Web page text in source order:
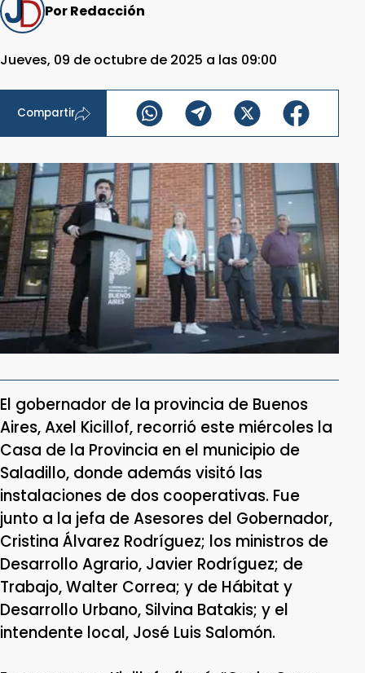
Por Redacción
Jueves, 09 de octubre de 2025 a las 09:00
Compartir
El gobernador de la provincia de Buenos
Aires, Axel Kicillof, recorrió este miércoles la
Casa de la Provincia en el municipio de
Saladillo, donde además visitó las
instalaciones de dos cooperativas. Fue
junto a la jefa de Asesores del Gobernador,
Cristina Álvarez Rodríguez; los ministros de
Desarrollo Agrario, Javier Rodríguez; de
Trabajo, Walter Correa; y de Hábitat y
Desarrollo Urbano, Silvina Batakis; y el
intendente local, José Luis Salomón.